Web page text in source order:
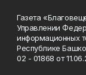
Газета
Управлении
информационных
Республике
02 - 01868 от